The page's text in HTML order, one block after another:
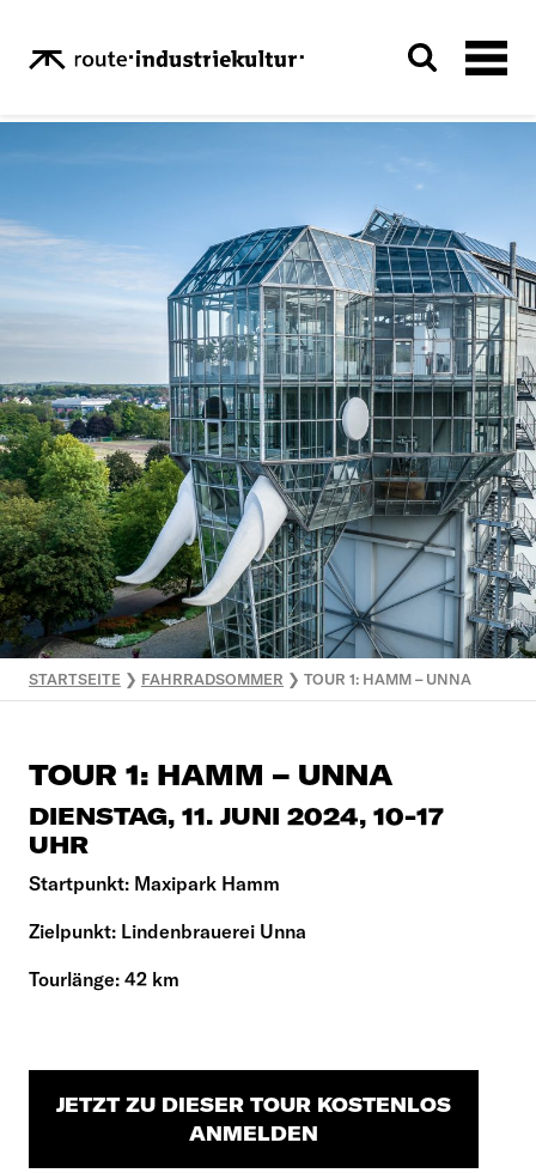
STARTSEITE ❯ FAHRRADSOMMER ❯ TOUR 1: HAMM – UNNA
TOUR 1: HAMM – UNNA
DIENSTAG, 11. JUNI 2024, 10-17
UHR
Startpunkt: Maxipark Hamm
Zielpunkt: Lindenbrauerei Unna
Tourlänge: 42 km
JETZT ZU DIESER TOUR KOSTENLOS
ANMELDEN